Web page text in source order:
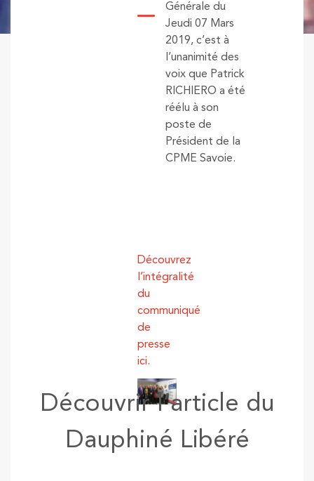
Générale du
Jeudi 07 Mars
2019, c’est à
l’unanimité des
voix que Patrick
RICHIERO a été
réélu à son
poste de
Président de la
CPME Savoie.
Découvrez
l’intégralité
du
communiqué
de
presse
ici.
Découvrir l’article du
Dauphiné Libéré